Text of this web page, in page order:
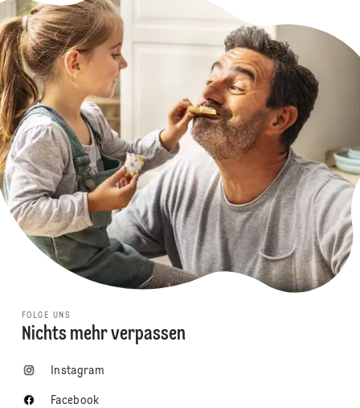
FOLGE UNS
Nichts mehr verpassen
Instagram
Facebook